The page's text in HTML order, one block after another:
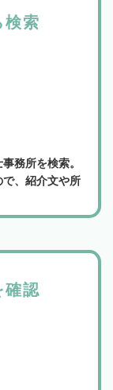
検索
務所を検索。
、紹介文や所
確認